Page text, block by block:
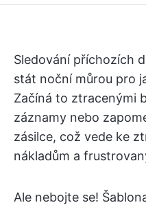
Sledování příchozích
stát noční můrou pro
Začíná to ztracenými
záznamy nebo
zásilce, což vede ke
nákladům a
Ale nebojte se!